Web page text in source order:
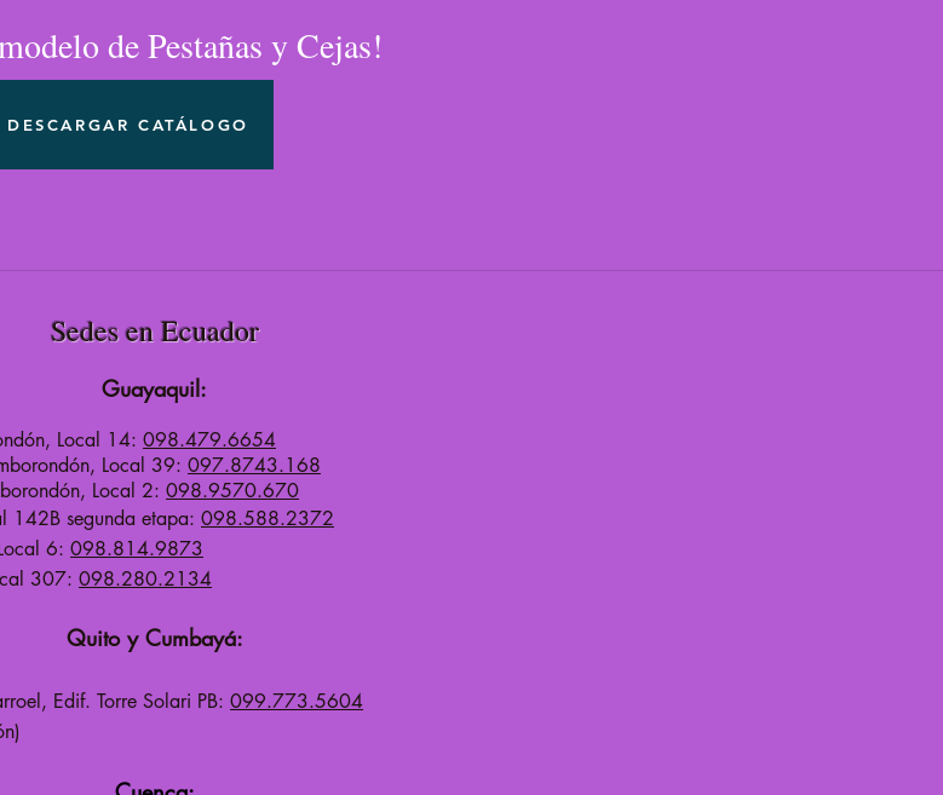
de Pestañas y Cejas!
DESCARGAR CATÁLOGO
Sedes en Ecuador
Guayaquil:
Local 14: 098.479.6654
Local 39: 097.8743.168
Local 2: 098.9570.670
142B segunda etapa: 098.588.2372
6: 098.814.9873
307: 098.280.2134
Quito y Cumbayá:
Edif. Torre Solari PB: 099.773.5604